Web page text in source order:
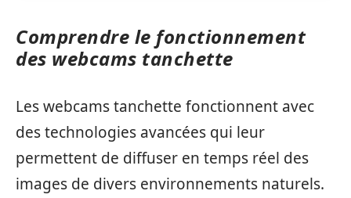
Comprendre le fonctionnement
des webcams tanchette
Les webcams tanchette fonctionnent avec
des technologies avancées qui leur
permettent de diffuser en temps réel des
images de divers environnements naturels.